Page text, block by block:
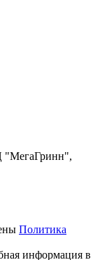
"МегаГринн",
Политика
информация в